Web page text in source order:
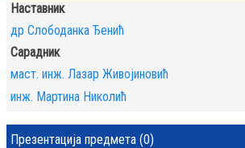
Наставник
др Слободанка Ђенић
Сарадник
маст. инж. Лазар Живојиновић
инж. Мартина Николић
Презентација предмета (0)